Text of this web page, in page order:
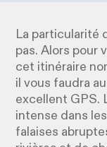
La particularité
pas. Alors pour
cet itinéraire
il vous faudra
excellent GPS.
intense dans
falaises